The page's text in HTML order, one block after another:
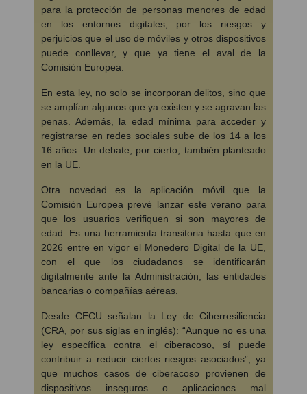
para la protección de personas menores de edad
en los entornos digitales, por los riesgos y
perjuicios que el uso de móviles y otros dispositivos
puede conllevar, y que ya tiene el aval de la
Comisión Europea.
En esta ley, no solo se incorporan delitos, sino que
se amplían algunos que ya existen y se agravan las
penas. Además, la edad mínima para acceder y
registrarse en redes sociales sube de los 14 a los
16 años. Un debate, por cierto, también planteado
en la UE.
Otra novedad es la aplicación móvil que la
Comisión Europea prevé lanzar este verano para
que los usuarios verifiquen si son mayores de
edad. Es una herramienta transitoria hasta que en
2026 entre en vigor el Monedero Digital de la UE,
con el que los ciudadanos se identificarán
digitalmente ante la Administración, las entidades
bancarias o compañías aéreas.
Desde CECU señalan la Ley de Ciberresiliencia
(CRA, por sus siglas en inglés): “Aunque no es una
ley específica contra el ciberacoso, sí puede
contribuir a reducir ciertos riesgos asociados”, ya
que muchos casos de ciberacoso provienen de
dispositivos inseguros o aplicaciones mal